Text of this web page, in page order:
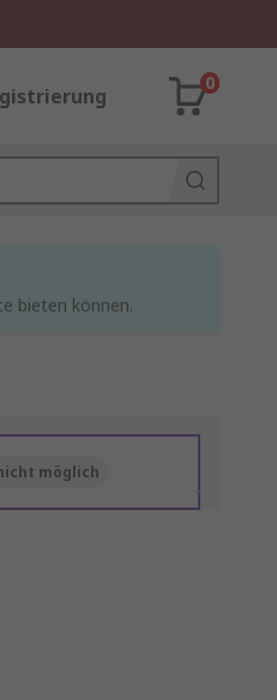
0
bieten können.
möglich